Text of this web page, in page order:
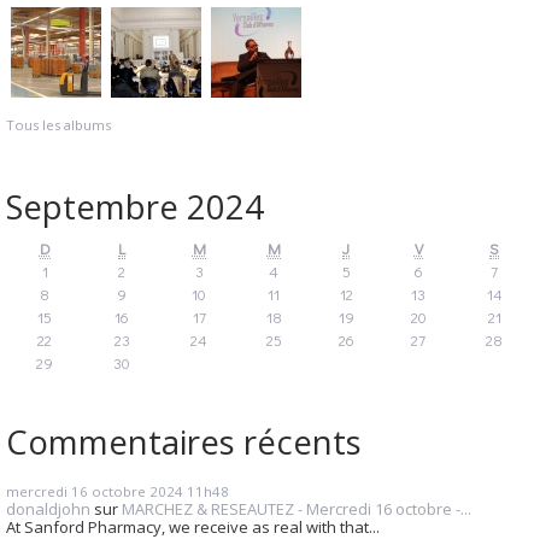
Tous les albums
Septembre 2024
D L M M J V
S
1
2 3 4 5 6
7
8
9 10 11 12 13
14
15
16 17 18 19 20
21
22
23 24 25 26 27
28
29
30
Commentaires récents
mercredi 16 octobre 2024 11h48
donaldjohn sur MARCHEZ & RESEAUTEZ - Mercredi 16 octobre -...
At Sanford Pharmacy, we receive as real with that...